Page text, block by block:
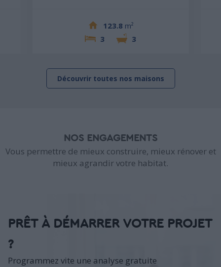
123.8 m²
3
3
Découvrir toutes nos maisons
NOS ENGAGEMENTS
Vous permettre de mieux construire, mieux rénover et
mieux agrandir votre habitat.
PRÊT À DÉMARRER VOTRE PROJET
?
Programmez vite une analyse gratuite